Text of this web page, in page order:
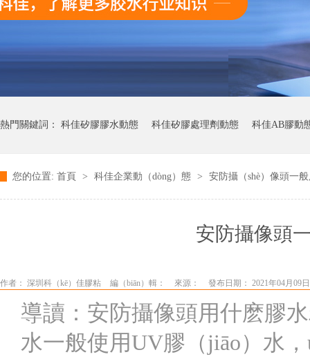
熱門關鍵詞： 科佳矽膠膠水動態 科佳矽膠處理劑動態 科佳AB膠動
科佳快幹膠動態
您的位置: 首頁 > 科佳企業動（dòng）態 > 安防攝（shè）像頭一
安防攝像頭
作者： 深圳科（kē）佳膠粘 編（biān）輯： 來源： 發布日期： 2021年04月09
導讀：安防攝像頭用什麽膠
水一般使用UV膠（jiāo）水